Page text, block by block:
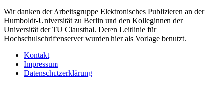
Wir danken der Arbeitsgruppe Elektronisches Publizieren an der
Humboldt-Universität zu Berlin und den Kolleginnen der
Universität der TU Clausthal. Deren Leitlinie für
Hochschulschriftenserver wurden hier als Vorlage benutzt.
Kontakt
Impressum
Datenschutzerklärung